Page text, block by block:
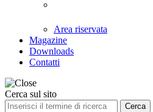
Area riservata
Magazine
Downloads
Contatti
Cerca sul sito
Cerca